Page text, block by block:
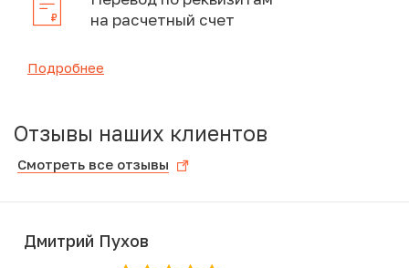
на расчетный счет
Подробнее
Отзывы наших клиентов
Смотреть все отзывы
Дмитрий Пухов